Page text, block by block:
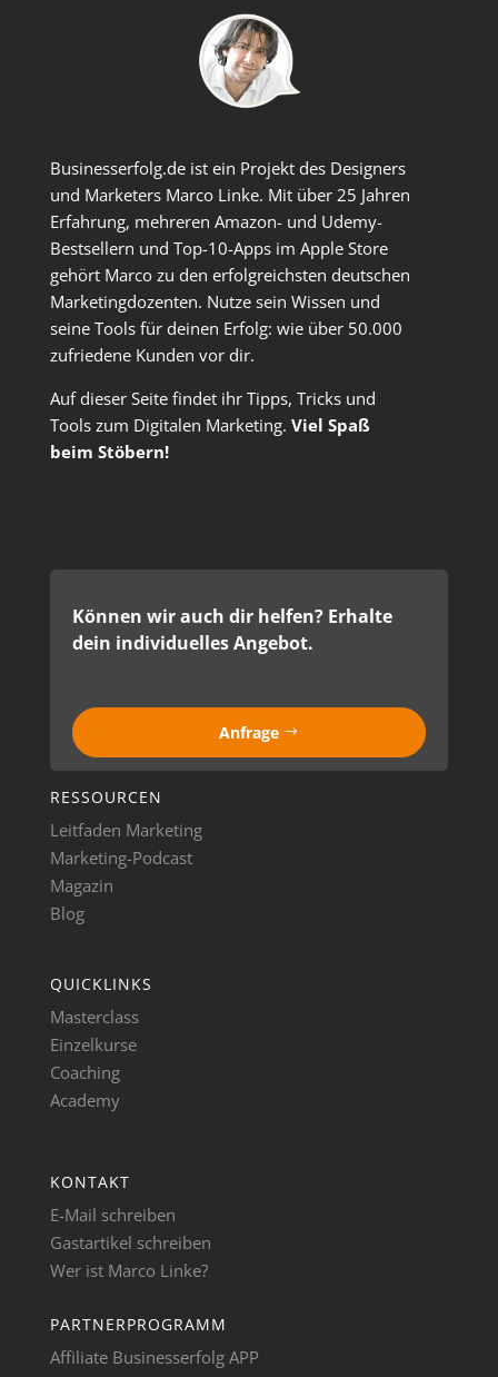
Businesserfolg.de ist ein Projekt des Designers
und Marketers Marco Linke. Mit über 25 Jahren
Erfahrung, mehreren Amazon- und Udemy-
Bestsellern und Top-10-Apps im Apple Store
gehört Marco zu den erfolgreichsten deutschen
Marketingdozenten. Nutze sein Wissen und
seine Tools für deinen Erfolg: wie über 50.000
zufriedene Kunden vor dir.
Auf dieser Seite findet ihr Tipps, Tricks und
Tools zum Digitalen Marketing. Viel Spaß
beim Stöbern!
Können wir auch dir helfen? Erhalte
dein individuelles Angebot.
Anfrage
RESSOURCEN
Leitfaden Marketing
Marketing-Podcast
Magazin
Blog
QUICKLINKS
Masterclass
Einzelkurse
Coaching
Academy
KONTAKT
E-Mail schreiben
Gastartikel schreiben
Wer ist Marco Linke?
PARTNERPROGRAMM
Affiliate Businesserfolg APP